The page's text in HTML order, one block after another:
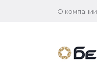
О компании